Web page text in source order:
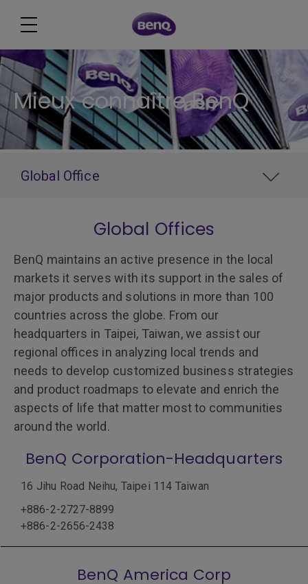
Mieux connaître BenQ
Global Office
Global Offices
BenQ maintains an active presence in the local
markets it serves with its support in the sales of
major products and solutions in more than 100
countries across the globe. From our
headquarters in Taipei, Taiwan, we assist our
regional offices in analyzing local trends and
needs to develop customized business strategies
and product roadmaps to elevate and enrich the
aspects of life that matter most to communities
around the world.
BenQ Corporation-Headquarters
16 Jihu Road Neihu, Taipei 114 Taiwan
+886-2-2727-8899
+886-2-2656-2438
BenQ America Corp